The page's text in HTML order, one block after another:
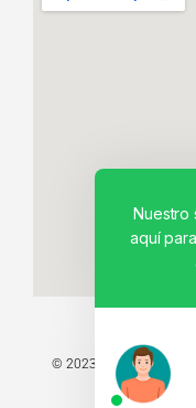
© 2023 TODOS LOS
Nuestro
aquí